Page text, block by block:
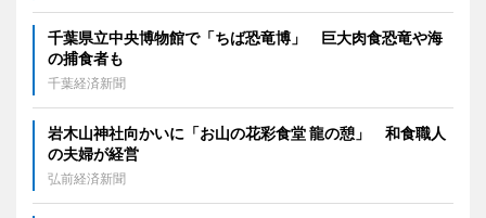
千葉県立中央博物館で「ちば恐竜博」 巨大肉食恐竜や海
の捕食者も
千葉経済新聞
岩木山神社向かいに「お山の花彩食堂 龍の憩」 和食職人
の夫婦が経営
弘前経済新聞